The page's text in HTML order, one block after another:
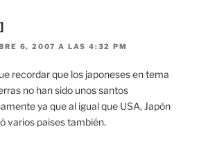
6, 2007 A LAS 4:32 PM
recordar que los japoneses en tema
no han sido unos santos
ya que al igual que USA, Japón
varios paises también.